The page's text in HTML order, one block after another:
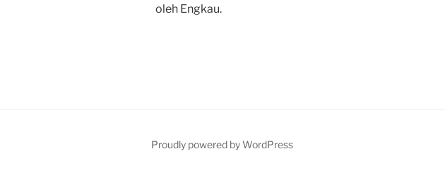
oleh Engkau.
Proudly powered by WordPress